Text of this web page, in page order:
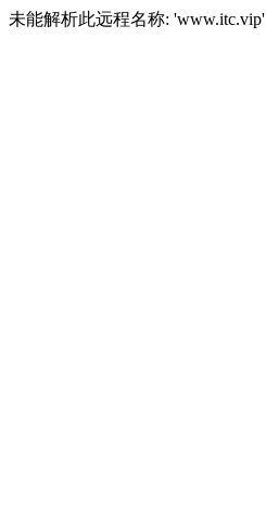
未能解析此远程名称: 'www.itc.vip'